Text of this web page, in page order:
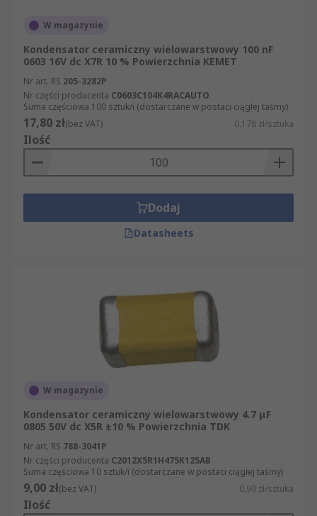
W magazynie
Kondensator ceramiczny wielowarstwowy 100 nF
0603 16V dc X7R 10 % Powierzchnia KEMET
Nr art. RS 205-3282P
Nr części producenta C0603C104K4RACAUTO
Suma częściowa 100 sztuk/i (dostarczane w postaci ciągłej taśmy)
17,80 zł(bez VAT) 0,178 zł/sztuka
Ilość
Dodaj
Datasheets
W magazynie
Kondensator ceramiczny wielowarstwowy 4.7 μF
0805 50V dc X5R ±10 % Powierzchnia TDK
Nr art. RS 788-3041P
Nr części producenta C2012X5R1H475K125AB
Suma częściowa 10 sztuk/i (dostarczane w postaci ciągłej taśmy)
9,00 zł(bez VAT) 0,90 zł/sztuka
Ilość